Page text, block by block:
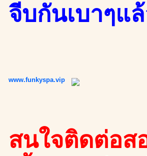
จีบกันเบาๆแ
www.funkyspa.vip
สนใจติดต่อส